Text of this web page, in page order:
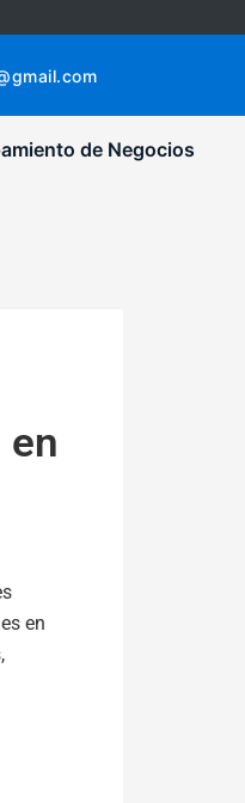
de Negocios
en